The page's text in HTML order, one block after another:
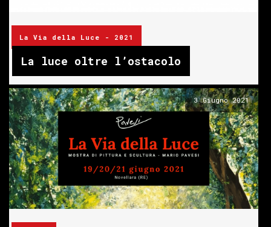
La Via della Luce - 2021
La luce oltre l’ostacolo
3 Giugno 2021